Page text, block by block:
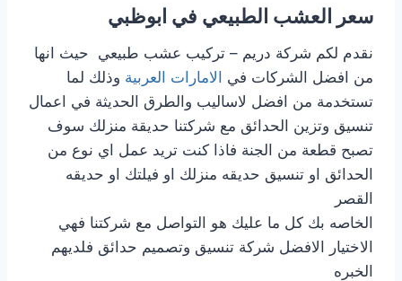
سعر العشب الطبيعي في ابوظبي
نقدم لكم شركة دريم – تركيب عشب طبيعي حيث انها
من افضل الشركات في الامارات العربية وذلك لما
تستخدمة من افضل لاساليب والطرق الحديثة في اعمال
تنسيق وتزين الحدائق مع شركتنا حديقة منزلك سوف
تصبح قطعة من الجنة فاذا كنت تريد عمل اي نوع من
الحدائق او تنسيق حديقه منزلك او فيلتك او حديقه
القصر
الخاصه بك كل ما عليك هو التواصل مع شركتنا فهي
الاختيار الافضل شركة تنسيق وتصميم حدائق فلديهم
الخبره